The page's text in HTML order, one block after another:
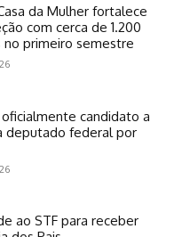
da Mulher fortalece
com cerca de 1.200
primeiro semestre
candidato a
deputado federal por
ao STF para receber